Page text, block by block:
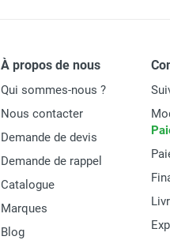
À propos de nous
Qui sommes-nous ?
Nous contacter
Demande de devis
Demande de rappel
Catalogue
Marques
Blog